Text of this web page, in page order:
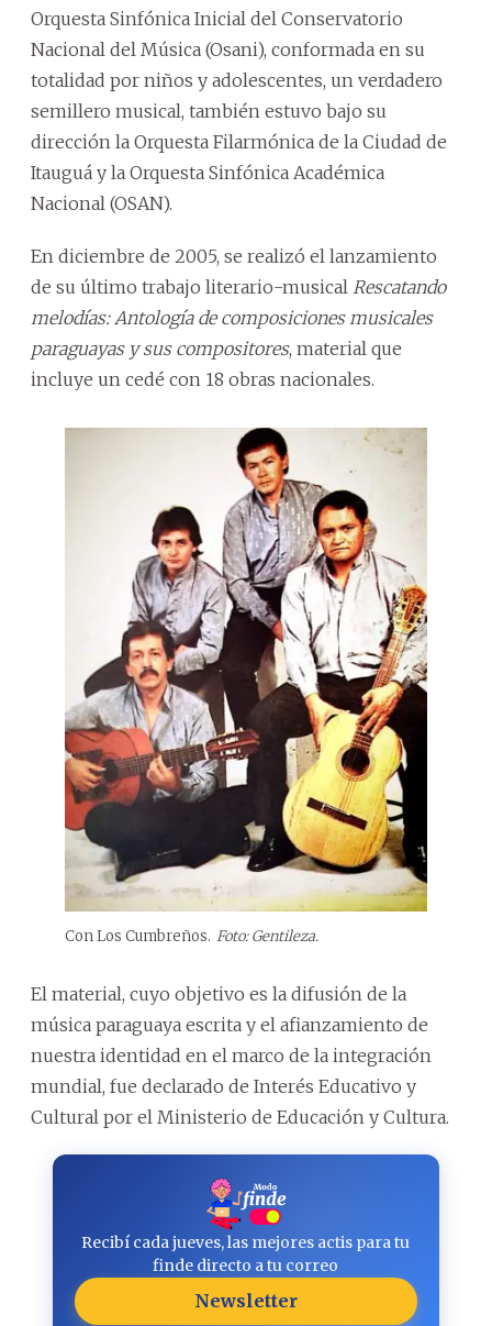
Orquesta Sinfónica Inicial del Conservatorio
Nacional del Música (Osani), conformada en su
totalidad por niños y adolescentes, un verdadero
semillero musical, también estuvo bajo su
dirección la Orquesta Filarmónica de la Ciudad de
Itauguá y la Orquesta Sinfónica Académica
Nacional (OSAN).
En diciembre de 2005, se realizó el lanzamiento
de su último trabajo literario-musical Rescatando
melodías: Antología de composiciones musicales
paraguayas y sus compositores, material que
incluye un cedé con 18 obras nacionales.
Con Los Cumbreños. Foto: Gentileza.
El material, cuyo objetivo es la difusión de la
música paraguaya escrita y el afianzamiento de
nuestra identidad en el marco de la integración
mundial, fue declarado de Interés Educativo y
Cultural por el Ministerio de Educación y Cultura.
Recibí cada jueves, las mejores actis para tu
finde directo a tu correo
Newsletter